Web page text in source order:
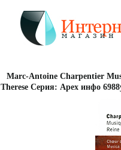
Marc-Antoine Charpentier
Therese Серия: Apex инфо